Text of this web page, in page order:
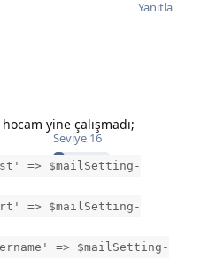
Yanıtla
Seviye 16
yine çalışmadı;
=> $mailSetting-
=> $mailSetting-
=> $mailSetting-